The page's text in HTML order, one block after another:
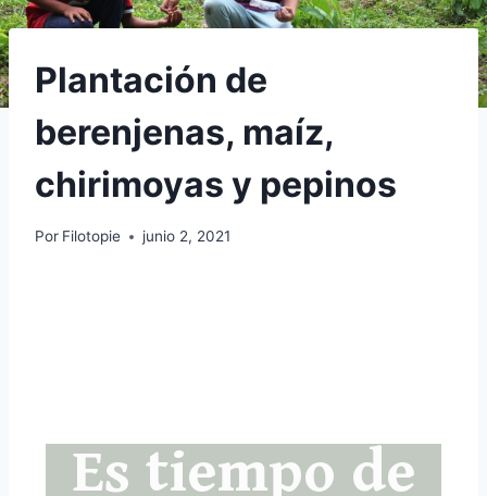
Plantación de
berenjenas, maíz,
chirimoyas y pepinos
Por Filotopie junio 2, 2021
Es tiempo de